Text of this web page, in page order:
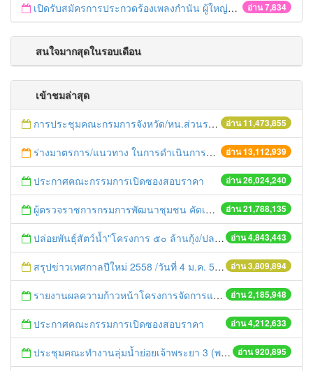
อ่าน 7,834
เปิดรับสมัครการประกวดร้องเพลงกำนัน ผู้ใหญ่บ้าน ฯลฯ
สนใจมากสุดในรอบเดือน
เข้าชมล่าสุด
อ่าน 11,473,855
การประชุมคณะกรมการจังหวัด/หน.ส่วนราชการประจำเดือน มิถุนายน 2558
อ่าน 13,112,939
ร่างมาตรการ/แนวทาง ในการดำเนินการประกอบการตรวจราชการแบบบูรณาการ
อ่าน 26,024,240
ประกาศคณะกรรมการเปิดซองสอบราคา
อ่าน 21,788,135
ผู้ตรวจราชการกรมการพัฒนาชุมชน คัดเลือกข้าราชการและลูกจ้างดีเด่น และหน่วยงานพัฒนาชุมชนใสสะอาด ประจำปี ๒๕๕๔
อ่าน 4,843,443
ปล่อยพันธุ์สัตว์น้ำ"โครงการ ๕๐ ล้านกุ้ง/ปลา ฟื้นชีวิตใหม่ให้เจ้าพระยา
อ่าน 3,809,894
สรุปข่าวเทศกาลปีใหม่ 2558 /วันที่ 4 ม.ค. 58
อ่าน 2,185,948
รายงานผลความก้าวหน้าโครงการจัดการแก้ไขปัญหาขยะ สัปดาห์ที่ 9/2558
อ่าน 4,212,633
ประกาศคณะกรรมการเปิดซองสอบราคา
อ่าน 920,895
ประชุมคณะทำงานลุ่มน้ำย่อยเจ้าพระยา 3 (พระนครศรีอยุธยา-ปทุมธานี) ครั้งที่ 1/2558